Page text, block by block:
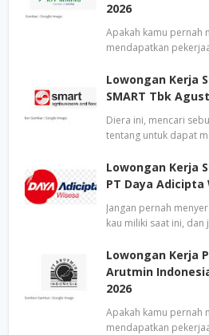
2026
Apakah kamu pernah
mendapatkan
Lowongan Kerja
SMART Tbk
Diera ini, mencari
tentang untuk dapat
Lowongan Kerja
PT Daya Adicipta
Jangan pernah
kau miliki saat ini, dan
Lowongan Kerja
Arutmin
2026
Apakah kamu pernah
mendapatkan